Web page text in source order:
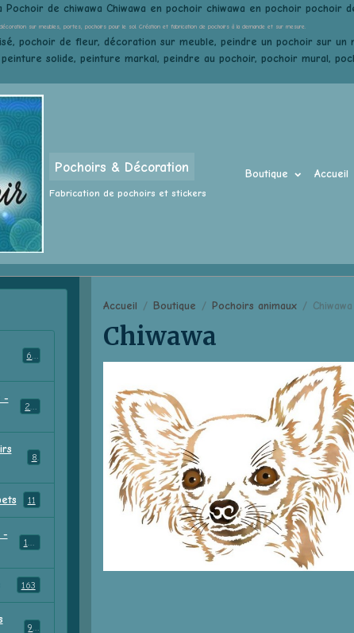
de chiwawa Chiwawa en pochoir chiwawa en pochoir pochoir
sur meubles, portes, pochoirs pour le sol. Création et fabrication de pochoirs à la demande et sur mesure.
pochoir de fleur, décoration sur meuble, peindre un pochoir sur
solide, peinture markal, peindre au pochoir, pochoir mural,
Pochoirs & Décoration
Fabrication de pochoirs et stickers
Boutique Accueil
Accueil Boutique Pochoirs animaux Chiwawa
Chiwawa
68
-
213
8
11
-
156
163
91